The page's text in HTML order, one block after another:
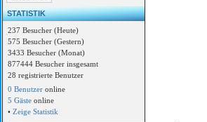
STATISTIK
237 Besucher (Heute)
575 Besucher (Gestern)
3433 Besucher (Monat)
877444 Besucher insgesamt
28 registrierte Benutzer
0 Benutzer online
5 Gäste online
• Zeige Statistik